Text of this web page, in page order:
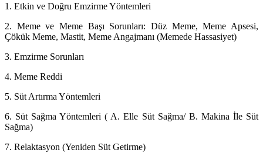
1. Etkin ve Doğru Emzirme Yöntemleri
2. Meme ve Meme Başı Sorunları: Düz Meme, Meme Apsesi,
Çökük Meme, Mastit, Meme Angajmanı (Memede Hassasiyet)
3. Emzirme Sorunları
4. Meme Reddi
5. Süt Artırma Yöntemleri
6. Süt Sağma Yöntemleri ( A. Elle Süt Sağma/ B. Makina İle Süt
Sağma)
7. Relaktasyon (Yeniden Süt Getirme)